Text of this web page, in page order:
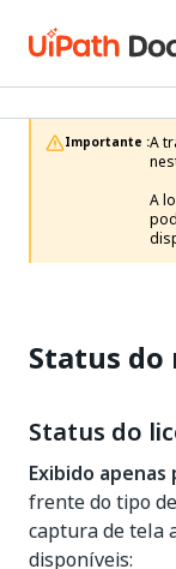
Importante :A
A
Status do
Status do
Exibido
frente do tipo
captura de tela
disponíveis: